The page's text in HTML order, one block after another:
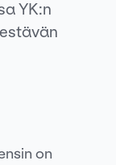
YK:n
on